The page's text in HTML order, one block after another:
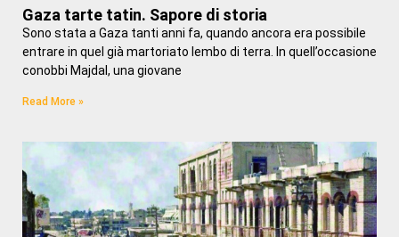
Gaza tarte tatin. Sapore di storia
Sono stata a Gaza tanti anni fa, quando ancora era possibile
entrare in quel già martoriato lembo di terra. In quell’occasione
conobbi Majdal, una giovane
Read More »